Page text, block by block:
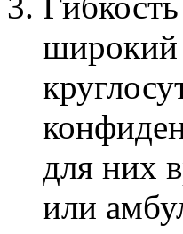
широкий
для них
или